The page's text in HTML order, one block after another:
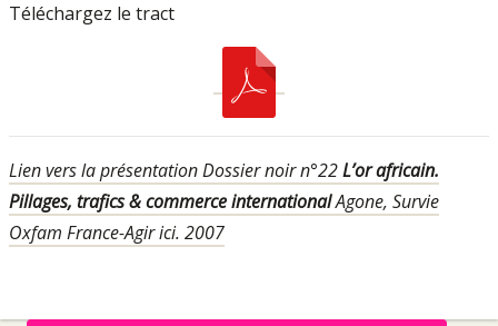
Téléchargez le tract
Lien vers la présentation Dossier noir n°22L’or africain.
Pillages, trafics & commerce internationalAgone, Survie
Oxfam France-Agir ici. 2007